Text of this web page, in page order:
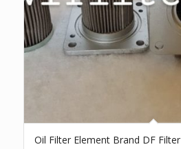
Oil Filter Element Brand DF Filter